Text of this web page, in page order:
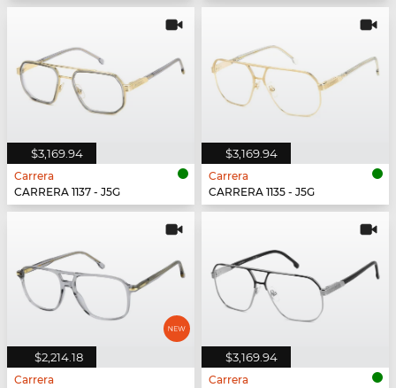
$3,169.94
Carrera
CARRERA 1137 - J5G
$3,169.94
Carrera
CARRERA 1135 - J5G
$2,214.18
Carrera
$3,169.94
Carrera